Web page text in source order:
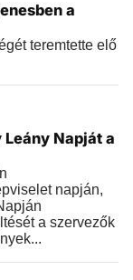
a
teremtette elő
Napját a
napján,
a szervezők